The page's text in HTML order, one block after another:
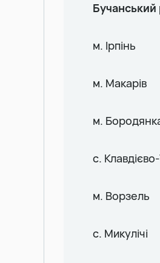
Бучанський
м. Ірпінь
м. Макарів
м.
с.
м. Ворзель
с. Микулічі